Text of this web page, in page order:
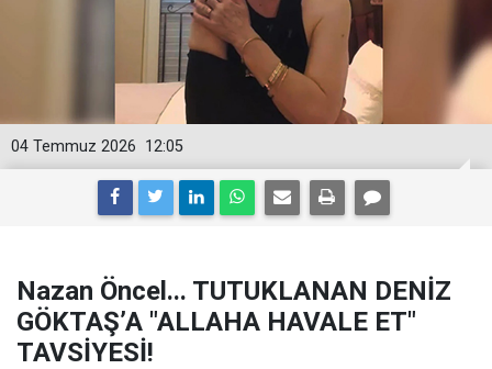
12:05
04 Temmuz 2026
Nazan Öncel... TUTUKLANAN DENİZ
GÖKTAŞ’A "ALLAHA HAVALE ET"
TAVSİYESİ!